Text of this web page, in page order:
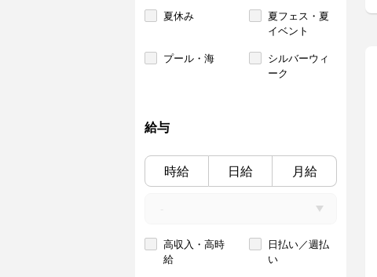
夏休み
夏フェス・夏
イベント
プール・海
シルバーウィ
ーク
給与
時給 日給 月給
高収入・高時
給
日払い／週払
い